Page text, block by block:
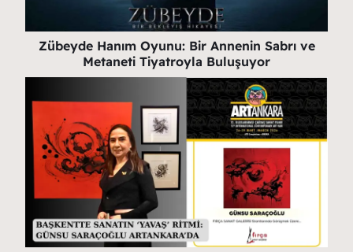
Zübeyde Hanım Oyunu: Bir Annenin Sabrı ve
Metaneti Tiyatroyla Buluşuyor